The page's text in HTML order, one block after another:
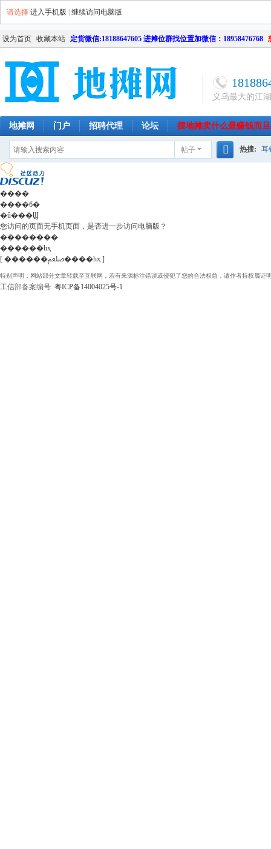
请选择 进入手机版 继续访问电脑版
设为首页 收藏本站 定货微信:18188647605 进摊位群找位置加微信：18958476768
义乌最大的江
地摊网 门户 招聘代理 论坛 摆地摊卖什么最赚钱而
南昌
帖子 热搜: 耳
����
����б�
�û���Ϣ
您访问的页面无手机页面，是否进一步访问电脑版？
��������
������һҳ
[ ������ﷵ����һҳ ]
特别声明：网站部分文章转载至互联网，若有来源标注错误或侵犯了您的合法权益，请作者持权属证
工信部备案编号: 粤ICP备14004025号-1